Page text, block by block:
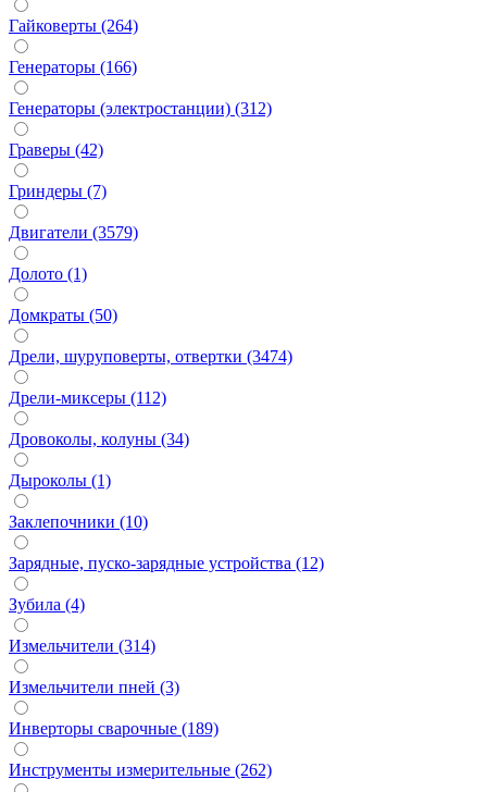
Гайковерты (264)
Генераторы (166)
Генераторы (электростанции) (312)
Граверы (42)
Гриндеры (7)
Двигатели (3579)
Долото (1)
Домкраты (50)
Дрели, шуруповерты, отвертки (3474)
Дрели-миксеры (112)
Дровоколы, колуны (34)
Дыроколы (1)
Заклепочники (10)
Зарядные, пуско-зарядные устройства (12)
Зубила (4)
Измельчители (314)
Измельчители пней (3)
Инверторы сварочные (189)
Инструменты измерительные (262)